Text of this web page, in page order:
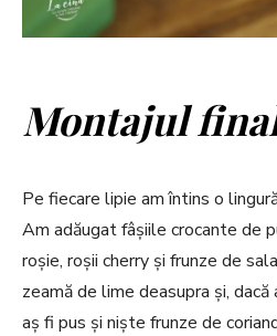
Montajul
Pe fiecare lipie am întins o
Am adăugat fâșiile crocante de
roșie, roșii cherry și frunze de
zeamă de lime deasupra și,
aș fi pus și niște frunze de